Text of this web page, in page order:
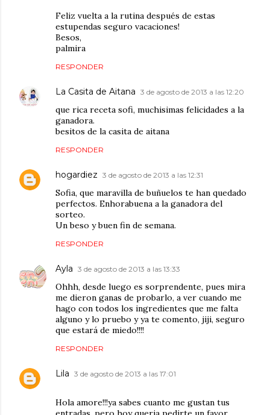
Feliz vuelta a la rutina después de estas
estupendas seguro vacaciones!
Besos,
palmira
RESPONDER
La Casita de Aitana 3 de agosto de 2013 a las 12:20
que rica receta sofi, muchisimas felicidades a la
ganadora.
besitos de la casita de aitana
RESPONDER
hogardiez 3 de agosto de 2013 a las 12:31
Sofia, que maravilla de buñuelos te han quedado
perfectos. Enhorabuena a la ganadora del
sorteo.
Un beso y buen fin de semana.
RESPONDER
Ayla 3 de agosto de 2013 a las 13:33
Ohhh, desde luego es sorprendente, pues mira
me dieron ganas de probarlo, a ver cuando me
hago con todos los ingredientes que me falta
alguno y lo pruebo y ya te comento, jiji, seguro
que estará de miedo!!!!
RESPONDER
Lila 3 de agosto de 2013 a las 17:01
Hola amore!!!ya sabes cuanto me gustan tus